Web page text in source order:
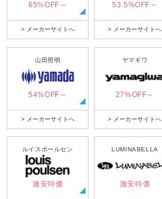
65%OFF～
> メーカーサイトへ
53.5%OFF～
> メーカーサイトへ
山田照明
54%OFF～
> メーカーサイトへ
ヤマギワ
27%OFF～
> メーカーサイトへ
ルイスポールセン
激安特価
LUMINABELLA
激安特価